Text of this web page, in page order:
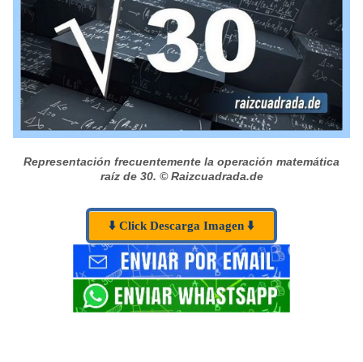
Representación frecuentemente la operación matemática
raíz de 30. © Raizcuadrada.de
⬇️ Click Descarga Imagen ⬇️